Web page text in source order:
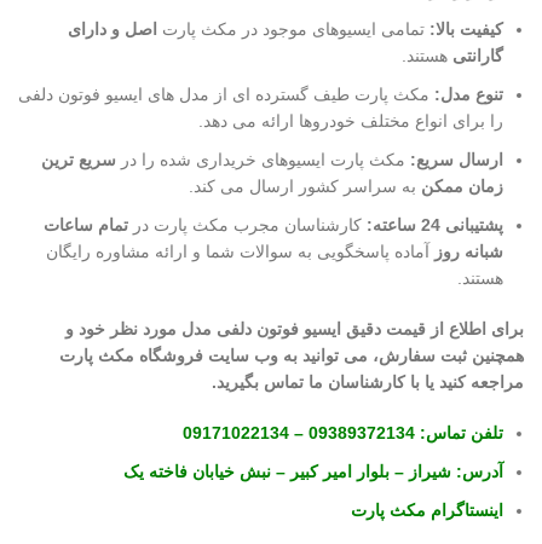
کیفیت بالا: تمامی ایسیوهای موجود در مکث پارت اصل و دارای
گارانتی هستند.
تنوع مدل: مکث پارت طیف گسترده ای از مدل های ایسیو فوتون دلفی
را برای انواع مختلف خودروها ارائه می دهد.
ارسال سریع: مکث پارت ایسیوهای خریداری شده را در سریع ترین
زمان ممکن به سراسر کشور ارسال می کند.
پشتیبانی 24 ساعته:
کارشناسان مجرب مکث پارت در تمام ساعات
شبانه روز آماده پاسخگویی به سوالات شما و ارائه مشاوره رایگان
هستند.
برای اطلاع از قیمت دقیق ایسیو فوتون دلفی مدل مورد نظر خود و
همچنین ثبت سفارش، می توانید به وب سایت فروشگاه مکث پارت
مراجعه کنید یا با کارشناسان ما تماس بگیرید.
تلفن تماس: 09389372134
–
09171022134
آدرس: شیراز – بلوار امیر کبیر – نبش خیابان فاخته یک
اینستاگرام مکث پارت